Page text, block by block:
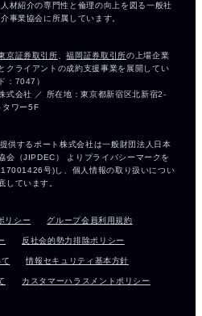
リシー グループ会員利用規約
反社会的勢力排除ポリシー
情報セキュリティ基本方針
カスタマーハラスメントポリシー